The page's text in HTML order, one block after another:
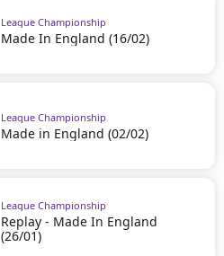
League Championship
Made In England (16/02)
League Championship
Made in England (02/02)
League Championship
Replay - Made In England
(26/01)